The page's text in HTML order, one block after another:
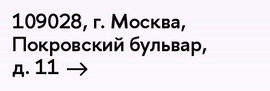
109028, г. Москва,
Покровский бульвар,
д. 11